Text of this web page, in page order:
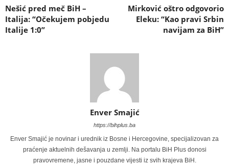
Nešić pred meč BiH –
Italija: “Očekujem pobjedu
Italije 1:0”
Mirković oštro odgovorio
Eleku: “Kao pravi Srbin
navijam za BiH”
Enver Smajić
https://bihplus.ba
Enver Smajić je novinar i urednik iz Bosne i Hercegovine, specijalizovan za
praćenje aktuelnih dešavanja u zemlji. Na portalu BiH Plus donosi
pravovremene, jasne i pouzdane vijesti iz svih krajeva BiH.